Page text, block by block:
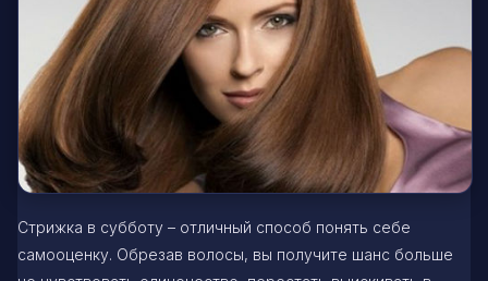
Стрижка в субботу – отличный способ понять себе
самооценку. Обрезав волосы, вы получите шанс больше